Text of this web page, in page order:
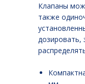
Клапаны
также
дозировать,